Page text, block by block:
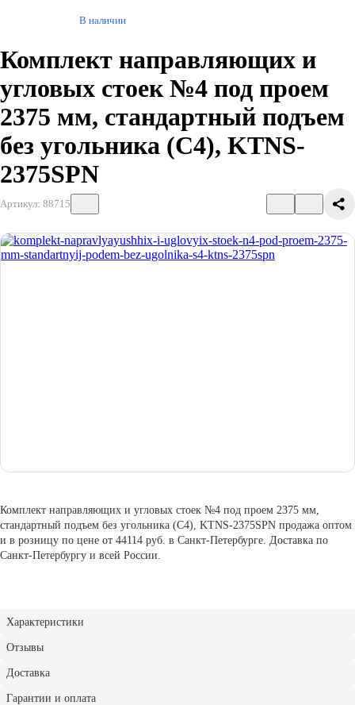
Комплект направляющих и
угловых стоек №4 под проем
2375 мм, стандартный подъем
без угольника (С4), KTNS-
2375SPN
В наличии
Артикул: 88715
Комплект направляющих и угловых стоек №4 под проем 2375 мм,
стандартный подъем без угольника (С4), KTNS-2375SPN продажа оптом
и в розницу по цене от 44114 руб. в Санкт-Петербурге. Доставка по
Санкт-Петербургу и всей России.
Характеристики
Отзывы
Доставка
Гарантии и оплата